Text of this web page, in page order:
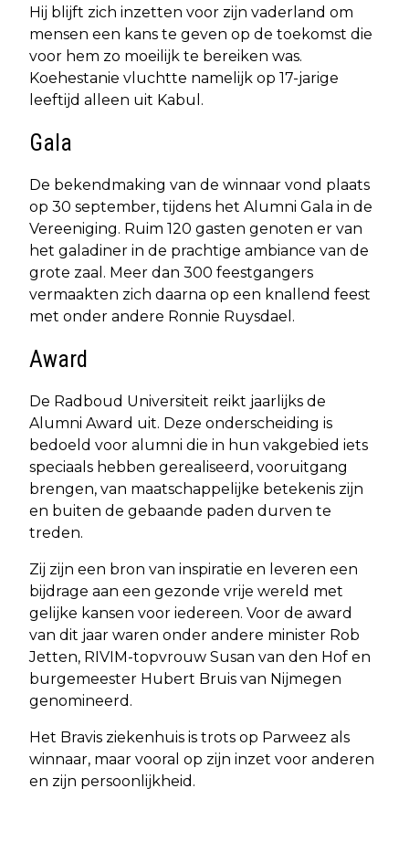
Hij blijft zich inzetten voor zijn vaderland om
mensen een kans te geven op de toekomst die
voor hem zo moeilijk te bereiken was.
Koehestanie vluchtte namelijk op 17-jarige
leeftijd alleen uit Kabul.
Gala
De bekendmaking van de winnaar vond plaats
op 30 september, tijdens het Alumni Gala in de
Vereeniging. Ruim 120 gasten genoten er van
het galadiner in de prachtige ambiance van de
grote zaal. Meer dan 300 feestgangers
vermaakten zich daarna op een knallend feest
met onder andere Ronnie Ruysdael.
Award
De Radboud Universiteit reikt jaarlijks de
Alumni Award uit. Deze onderscheiding is
bedoeld voor alumni die in hun vakgebied iets
speciaals hebben gerealiseerd, vooruitgang
brengen, van maatschappelijke betekenis zijn
en buiten de gebaande paden durven te
treden.
Zij zijn een bron van inspiratie en leveren een
bijdrage aan een gezonde vrije wereld met
gelijke kansen voor iedereen. Voor de award
van dit jaar waren onder andere minister Rob
Jetten, RIVIM-topvrouw Susan van den Hof en
burgemeester Hubert Bruis van Nijmegen
genomineerd.
Het Bravis ziekenhuis is trots op Parweez als
winnaar, maar vooral op zijn inzet voor anderen
en zijn persoonlijkheid.